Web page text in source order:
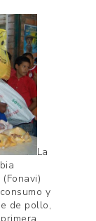
La
y
de pollo,